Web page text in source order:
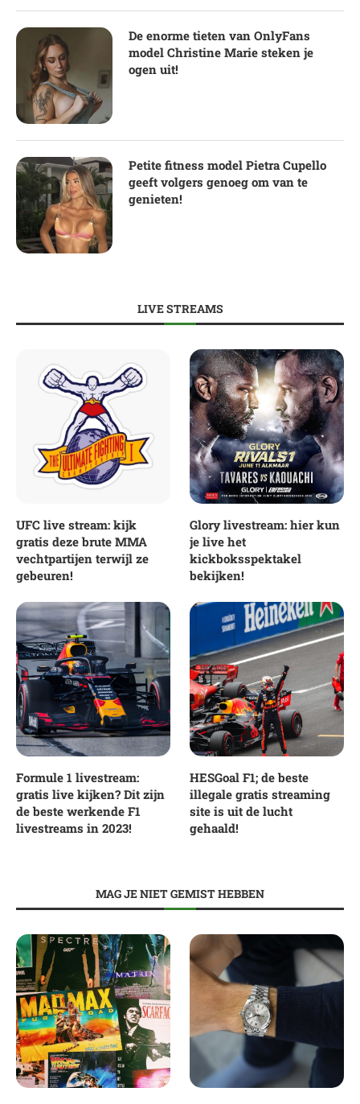
De enorme tieten van OnlyFans
model Christine Marie steken je
ogen uit!
Petite fitness model Pietra Cupello
geeft volgers genoeg om van te
genieten!
LIVE STREAMS
UFC live stream: kijk
gratis deze brute MMA
vechtpartijen terwijl ze
gebeuren!
Glory livestream: hier kun
je live het
kickboksspektakel
bekijken!
Formule 1 livestream:
gratis live kijken? Dit zijn
de beste werkende F1
livestreams in 2023!
HESGoal F1; de beste
illegale gratis streaming
site is uit de lucht
gehaald!
MAG JE NIET GEMIST HEBBEN